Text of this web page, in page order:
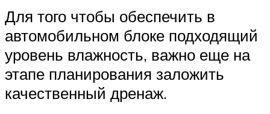
Для того чтобы обеспечить в
автомобильном блоке подходящий
уровень влажность, важно еще на
этапе планирования заложить
качественный дренаж.